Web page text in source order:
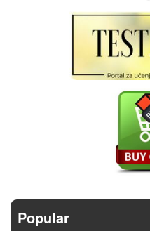
Popular